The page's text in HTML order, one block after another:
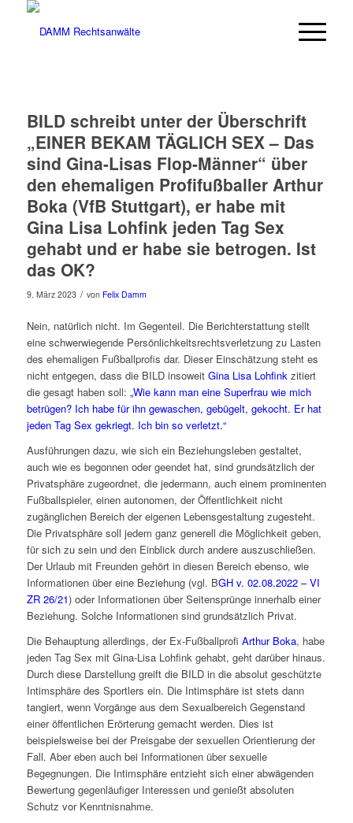
BILD schreibt unter der Überschrift
„EINER BEKAM TÄGLICH SEX – Das
sind Gina-Lisas Flop-Männer“ über
den ehemaligen Profifußballer Arthur
Boka (VfB Stuttgart), er habe mit
Gina Lisa Lohfink jeden Tag Sex
gehabt und er habe sie betrogen. Ist
das OK?
9. März 2023 / von Felix Damm
Nein, natürlich nicht. Im Gegenteil. Die Berichterstattung stellt
eine schwerwiegende Persönlichkeitsrechtsverletzung zu Lasten
des ehemaligen Fußballprofis dar. Dieser Einschätzung steht es
nicht entgegen, dass die BILD insoweit Gina Lisa Lohfinkzitiert
die gesagt haben soll: „Wie kann man eine Superfrau wie mich
betrügen? Ich habe für ihn gewaschen, gebügelt, gekocht. Er hat
jeden Tag Sex gekriegt. Ich bin so verletzt.“
Ausführungen dazu, wie sich ein Beziehungsleben gestaltet,
auch wie es begonnen oder geendet hat, sind grundsätzlich der
Privatsphäre zugeordnet, die jedermann, auch einem prominenten
Fußballspieler, einen autonomen, der Öffentlichkeit nicht
zugänglichen Bereich der eigenen Lebensgestaltung zugesteht.
Die Privatsphäre soll jedem ganz generell die Möglichkeit geben,
für sich zu sein und den Einblick durch andere auszuschließen.
Der Urlaub mit Freunden gehört in diesen Bereich ebenso, wie
Informationen über eine Beziehung (vgl. BGH v. 02.08.2022 – VI
ZR 26/21) oder Informationen über Seitensprünge innerhalb einer
Beziehung. Solche Informationen sind grundsätzlich Privat.
Die Behauptung allerdings, der Ex-Fußballprofi Arthur Boka, habe
jeden Tag Sex mit Gina-Lisa Lohfink gehabt, geht darüber hinaus.
Durch diese Darstellung greift die BILD in die absolut geschützte
Intimsphäre des Sportlers ein. Die Intimsphäre ist stets dann
tangiert, wenn Vorgänge aus dem Sexualbereich Gegenstand
einer öffentlichen Erörterung gemacht werden. Dies ist
beispielsweise bei der Preisgabe der sexuellen Orientierung der
Fall. Aber eben auch bei Informationen über sexuelle
Begegnungen. Die Intimsphäre entzieht sich einer abwägenden
Bewertung gegenläufiger Interessen und genießt absoluten
Schutz vor Kenntnisnahme.